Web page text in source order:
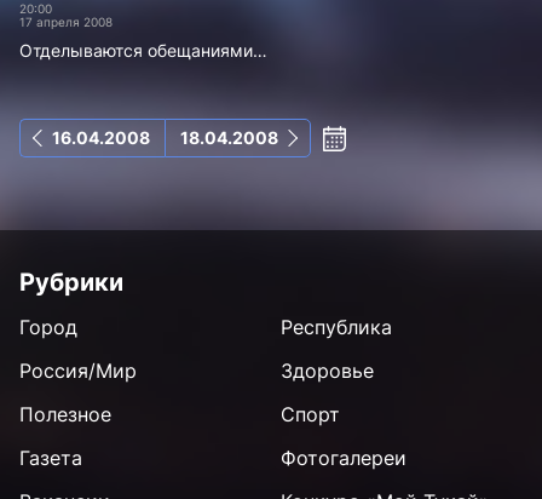
20:00
17 апреля 2008
Отделываются обещаниями…
16.04.2008 18.04.2008
Рубрики
Город
Республика
Россия/Мир
Здоровье
Полезное
Спорт
Газета
Фотогалереи